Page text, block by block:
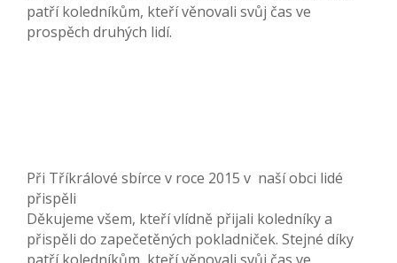
patří koledníkům, kteří věnovali svůj čas ve
prospěch druhých lidí.
Při Tříkrálové sbírce v roce 2015 v naší obci lidé
přispěli
Děkujeme všem, kteří vlídně přijali koledníky a
přispěli do zapečetěných pokladniček. Stejné díky